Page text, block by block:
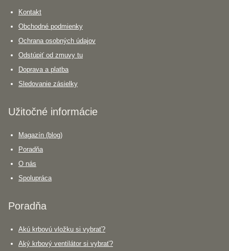
Kontakt
Obchodné podmienky
Ochrana osobných údajov
Odstúpiť od zmuvy tu
Doprava a platba
Sledovanie zásielky
Užitočné informácie
Magazín (blog)
Poradňa
O nás
Spolupráca
Poradňa
Akú krbovú vložku si vybrať?
Aký krbový ventilátor si vybrať?